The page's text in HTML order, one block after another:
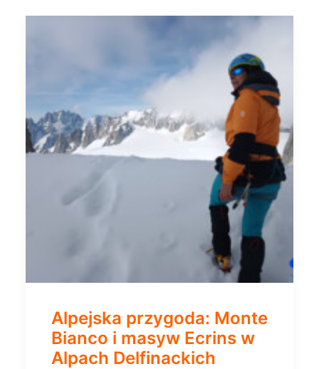
Alpejska przygoda: Monte
Bianco i masyw Ecrins w
Alpach Delfinackich